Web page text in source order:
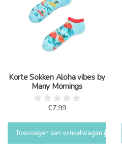
Korte Sokken Aloha vibes by
Many Mornings
€7,99
Toevoegen aan winkelwagen